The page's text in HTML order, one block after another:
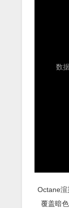
Octane渲
覆盖暗